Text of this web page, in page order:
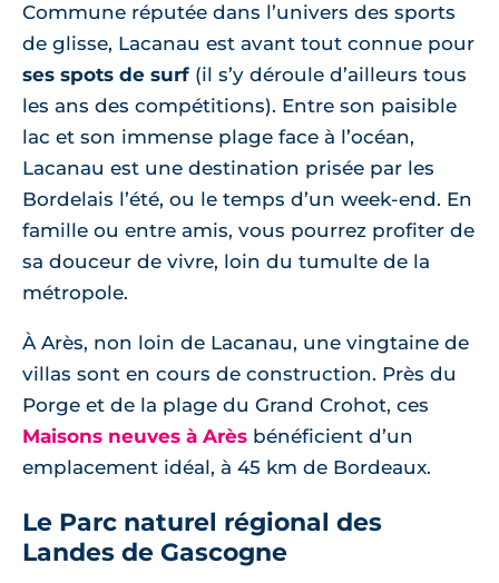
Commune réputée dans l’univers des sports
de glisse, Lacanau est avant tout connue pour
ses spots de surf (il s’y déroule d’ailleurs tous
les ans des compétitions). Entre son paisible
lac et son immense plage face à l’océan,
Lacanau est une destination prisée par les
Bordelais l’été, ou le temps d’un week-end. En
famille ou entre amis, vous pourrez profiter de
sa douceur de vivre, loin du tumulte de la
métropole.
À Arès, non loin de Lacanau, une vingtaine de
villas sont en cours de construction. Près du
Porge et de la plage du Grand Crohot, ces
Maisons neuves à Arès bénéficient d’un
emplacement idéal, à 45 km de Bordeaux.
Le Parc naturel régional des
Landes de Gascogne